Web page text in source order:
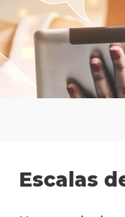
Escalas